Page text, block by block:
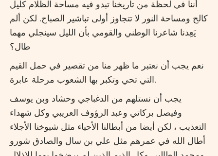
أننا في لحظة من تاريخنا تبدو فيه مساحة الظلام كليل
كالح ومساحة النور لا تتجاوز أولى تباشير الصباح. لكن ألم
يَعِدنا شاعرنا الوطني والقومي بأن الليل سينجلي مهما
طال؟
نعم يجب أن نعتبر ما ظهر منا من تقصير في حمل القيم
التي تحي وتكبر بها الشعوب مرحلة عابرة.
يجب أن نستلهم من الدغباجي وحشاد وبن يوسف
وفيصل بركاتي وعبد الرؤوف العريبي وكل شهداء
التعذيب ، لكن أيضا من أبطالنا الأحياء مثل شيوخنا الأجلاء
أطال الله في عمرهم مثل علي بن سال والصادق شورو